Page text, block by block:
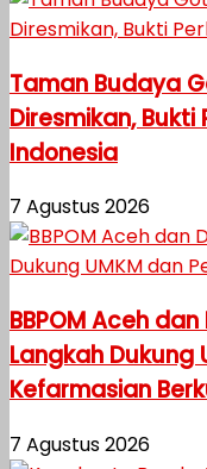
Taman Budaya
Diresmikan, Bukti
Indonesia
7 Agustus 2026
BBPOM Aceh
Langkah Dukung
Kefarmasian
7 Agustus 2026